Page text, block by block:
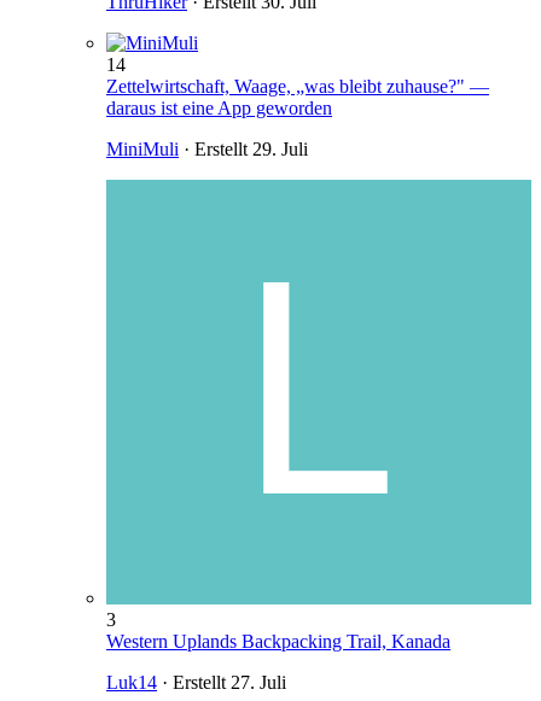
14
Zettelwirtschaft, Waage, „was bleibt zuhause?" —
daraus ist eine App geworden
MiniMuli · Erstellt 29. Juli
3
Western Uplands Backpacking Trail, Kanada
Luk14 · Erstellt 27. Juli